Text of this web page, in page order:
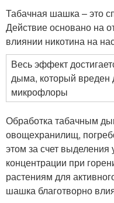
Табачная шашка – это
Действие основано на
влиянии никотина на
Весь эффект
дыма, который вреден
микрофлоры
Обработка табачным
овощехранилищ,
этом за счет выделения
концентрации при
растениям для
шашка благотворно